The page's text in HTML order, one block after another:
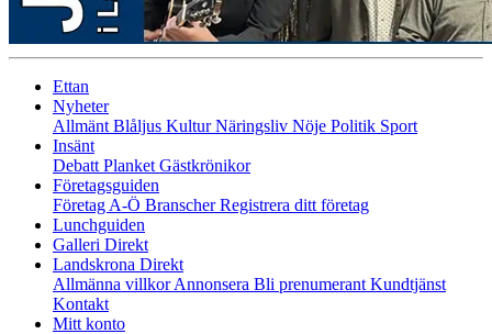
Ettan
Nyheter
Allmänt Blåljus KulturNäringsliv Nöje Politik Sport
Insänt
Debatt Planket Gästkrönikor
Företagsguiden
Företag A-Ö BranscherRegistrera ditt företag
Lunchguiden
Galleri Direkt
Landskrona Direkt
Allmänna villkorAnnonsera Bli prenumerant Kundtjänst
Kontakt
Mitt konto